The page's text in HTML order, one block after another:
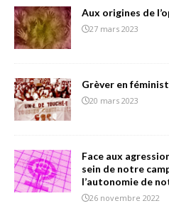
Aux origines de
27 mars 2023
Grèver en
20 mars 2023
Face aux
sein de notre
l’autonomie de
26 novembre 2022